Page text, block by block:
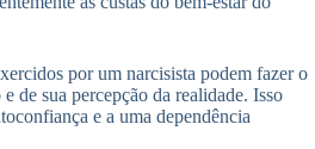
por um narcisista podem fazer o
de sua percepção da realidade. Isso
e a uma dependência